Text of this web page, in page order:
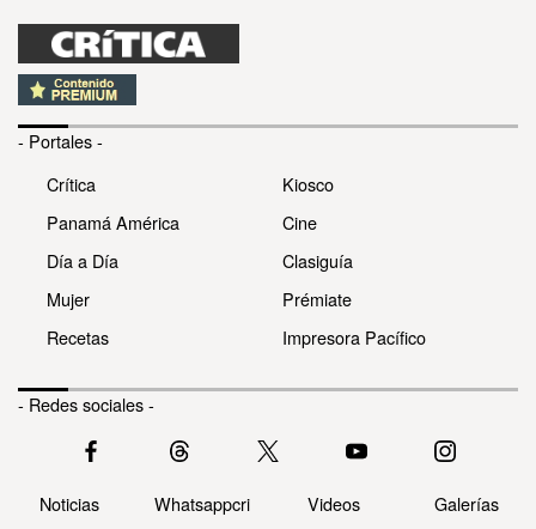
- Portales -
Crítica
Panamá América
Día a Día
Mujer
Recetas
Kiosco
Cine
Clasiguía
Prémiate
Impresora Pacífico
- Redes sociales -
Noticias Whatsappcri Videos Galerías